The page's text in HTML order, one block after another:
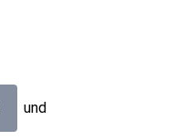
und